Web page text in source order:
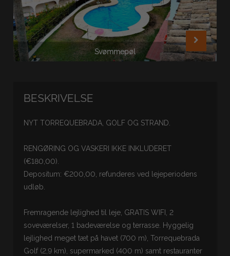
Svømmepøl
BESKRIVELSE
NYT TORREQUEBRADA, GOLF OG STRAND.
RENGØRING OG VASKERI IKKE INKLUDERET
(€180,00).
Depositum: €200,00, refunderes ved lejeperiodens
udløb.
Fremragende lejlighed til leje, GRATIS WIFI, 2
soveværelser, 1 badeværelse og terrasse. Hyggelig
lejlighed meget tæt på havet (700 m), Torrequebrada
Golf (2,9 km), supermarked (400 m) samt restauranter